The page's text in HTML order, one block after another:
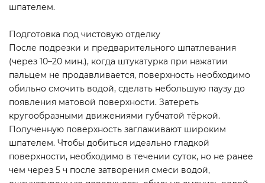
шпателем.
Подготовка под чистовую отделку
После подрезки и предварительного шпатлевания
(через 10–20 мин.), когда штукатурка при нажатии
пальцем не продавливается, поверхность необходимо
обильно смочить водой, сделать небольшую паузу до
появления матовой поверхности. Затереть
кругообразными движениями губчатой тёркой.
Полученную поверхность заглаживают широким
шпателем. Чтобы добиться идеально гладкой
поверхности, необходимо в течении суток, но не ранее
чем через 5 ч после затворения смеси водой,